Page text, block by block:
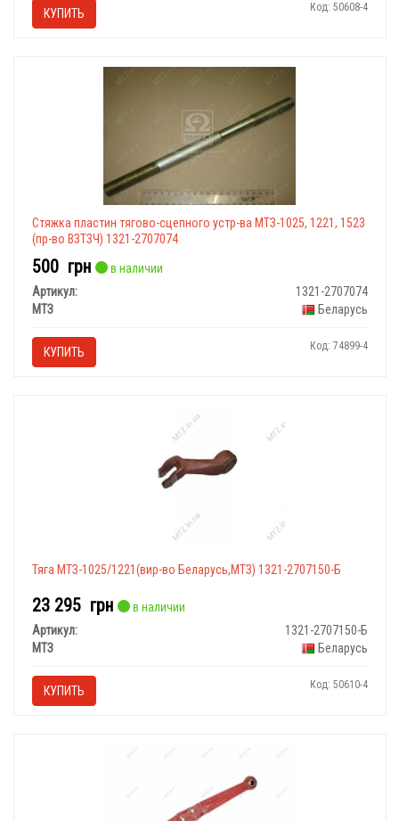
КУПИТЬ Код: 50608-4
Стяжка пластин тягово-сцепного устр-ва МТЗ-1025, 1221, 1523
(пр-во ВЗТЗЧ) 1321-2707074
500 грн
в наличии
Артикул:
1321-2707074
МТЗ
Беларусь
КУПИТЬ Код: 74899-4
Тяга МТЗ-1025/1221(вир-во Беларусь,МТЗ) 1321-2707150-Б
23 295 грн
в наличии
Артикул:
1321-2707150-Б
МТЗ
Беларусь
КУПИТЬ Код: 50610-4